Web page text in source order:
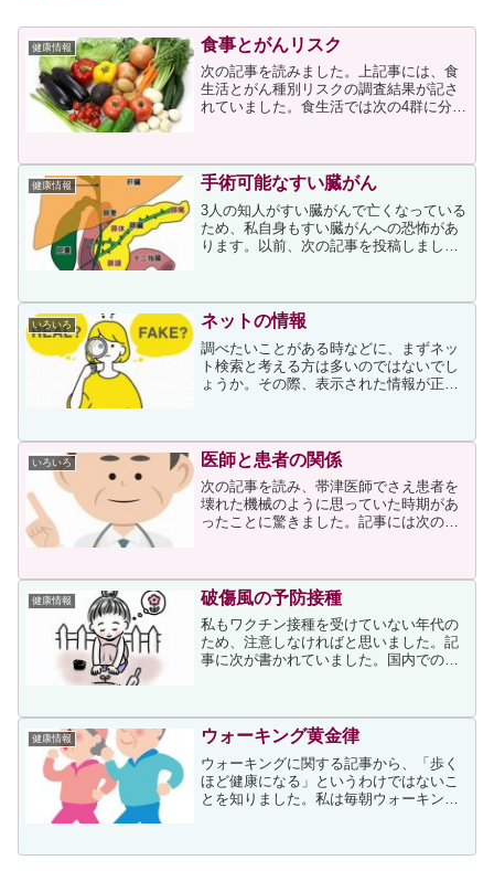
健康情報 食事とがんリスク
次の記事を読みました。上記事には、食
生活とがん種別リスクの調査結果が記さ
れていました。食生活では次の4群に分
調査しています。通常肉食群（加工肉お
よび赤身肉などの摂取が週...
健康情報 手術可能なすい臓がん
3人の知人がすい臓がんで亡くなっている
ため、私自身もすい臓がんへの恐怖があ
ります。以前、次の記事を投稿しまし
そして、3人ともがんが発見された時には
ステージ4まで進行し...
いろいろ ネットの情報
調べたいことがある時などに、まずネッ
ト検索と考える方は多いのではないでし
ょうか。その際、表示された情報が正し
ですが、その他のネット上...
いろいろ 医師と患者の関係
次の記事を読み、帯津医師でさえ患者を
壊れた機械のように思っていた時期があ
ったことに驚きました。記事には次のよ
もりが、成り行きで外科の医局に入って
しまい、まずは手術の...
健康情報 破傷風の予防接種
私もワクチン接種を受けていない年代の
ため、注意しなければと思いました。記
事に次が書かれていました。国内での予
くは未接種です。こうした中高年世代を
中心に、今も年間１００人...
健康情報 ウォーキング黄金律
ウォーキングに関する記事から、「歩く
ほど健康になる」というわけではないこ
とを知りました。私は毎朝ウォーキング
一万歩に近づくように努力していたの